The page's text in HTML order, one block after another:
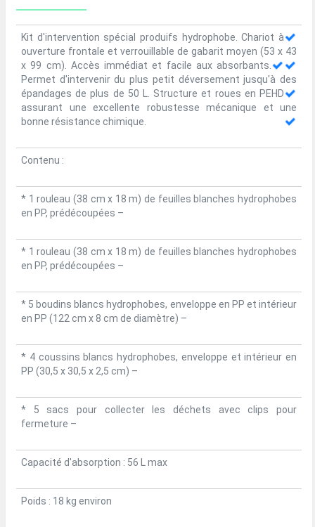
Kit d'intervention spécial produifs hydrophobe.Chariot à
ouverture frontale et verrouillable de gabarit moyen (53 x 43
x 99 cm). Accès immédiat et facile aux absorbants.
Permet d'intervenir du plus petit déversement jusqu'à des
épandages de plus de 50 L. Structure et roues en PEHD
assurant une excellente robustesse mécanique et une
bonne résistance chimique.
Contenu :
* 1 rouleau (38 cm x 18 m) de feuilles blanches hydrophobes
en PP, prédécoupées –
* 1 rouleau (38 cm x 18 m) de feuilles blanches hydrophobes
en PP, prédécoupées –
* 5 boudins blancs hydrophobes, enveloppe en PP et intérieur
en PP (122 cm x 8 cm de diamètre) –
* 4 coussins blancs hydrophobes, enveloppe et intérieur en
PP (30,5 x 30,5 x 2,5 cm) –
* 5 sacs pour collecter les déchets avec clips pour
fermeture –
Capacité d'absorption : 56 L max
Poids : 18 kg environ